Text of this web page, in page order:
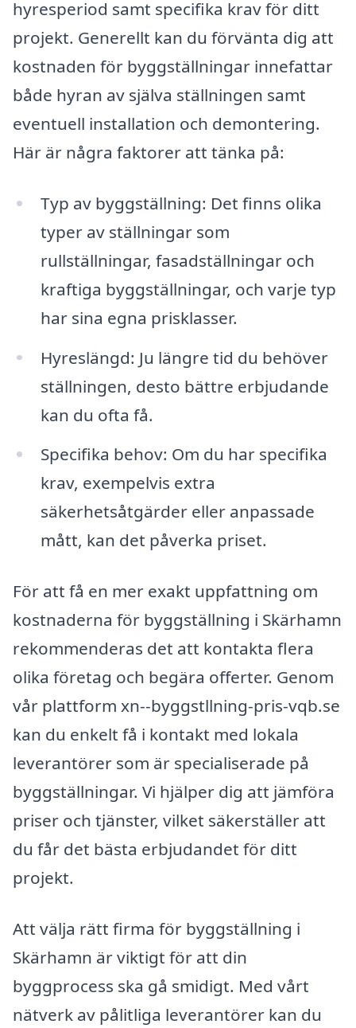
hyresperiod samt specifika krav för ditt
projekt. Generellt kan du förvänta dig att
kostnaden för byggställningar innefattar
både hyran av själva ställningen samt
eventuell installation och demontering.
Här är några faktorer att tänka på:
Typ av byggställning: Det finns olika
typer av ställningar som
rullställningar, fasadställningar och
kraftiga byggställningar, och varje typ
har sina egna prisklasser.
Hyreslängd: Ju längre tid du behöver
ställningen, desto bättre erbjudande
kan du ofta få.
Specifika behov: Om du har specifika
krav, exempelvis extra
säkerhetsåtgärder eller anpassade
mått, kan det påverka priset.
För att få en mer exakt uppfattning om
kostnaderna för byggställning i Skärhamn
rekommenderas det att kontakta flera
olika företag och begära offerter. Genom
vår plattform xn--byggstllning-pris-vqb.se
kan du enkelt få i kontakt med lokala
leverantörer som är specialiserade på
byggställningar. Vi hjälper dig att jämföra
priser och tjänster, vilket säkerställer att
du får det bästa erbjudandet för ditt
projekt.
Att välja rätt firma för byggställning i
Skärhamn är viktigt för att din
byggprocess ska gå smidigt. Med vårt
nätverk av pålitliga leverantörer kan du